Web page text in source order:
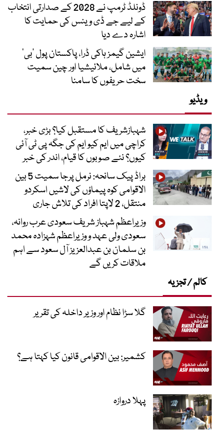
ڈونلڈ ٹرمپ نے 2028 کے صدارتی انتخاب
کے لیے جے ڈی وینس کی حمایت کا
اشارہ دے دیا
ایشین گیمز ہاکی ڈرا، پاکستان پول ’بی‘
میں شامل، ملائیشیا اور چین سمیت
سخت حریفوں کا سامنا
ویڈیو
شہبازشریف کا مستقبل کیا؟ بڑی خبر،
کراچی میں ایم کیو ایم کی جگہ پی ٹی آئی
کیوں؟ نئے صوبوں کا قیام، اندر کی خبر
براڈ پیک سانحہ: نرمل پرجا سمیت 5 بین
الاقوامی کوہ پیماؤں کی لاشیں اسکردو
منتقل، 2 لاپتا افراد کی تلاش جاری
وزیراعظم شہباز شریف سعودی عرب روانہ،
سعودی ولی عہد و وزیراعظم شہزادہ محمد
بن سلمان بن عبدالعزیز آل سعود سے اہم
ملاقات کریں گے
کالم / تجزیہ
گلا سڑا نظام اور وزیر داخلہ کی تقریر
کشمیر: بین الاقوامی قانون کیا کہتا ہے؟
پہلا دروازہ